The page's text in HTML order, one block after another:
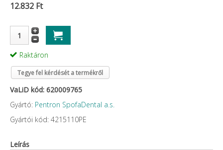
12.832 Ft
Raktáron
Tegye fel kérdését a termékről
VaLiD kód: 620009765
Gyártó: Pentron SpofaDental a.s.
Gyártói kód: 4215110PE
Leírás